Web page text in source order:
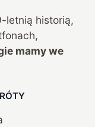
-letnią historią,
mamy we